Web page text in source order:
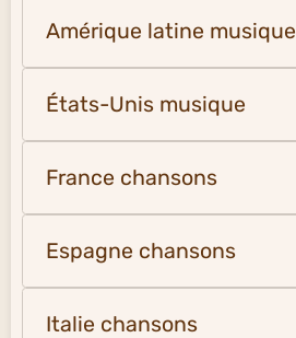
Amérique latine musique
États-Unis musique
France chansons
Espagne chansons
Italie chansons